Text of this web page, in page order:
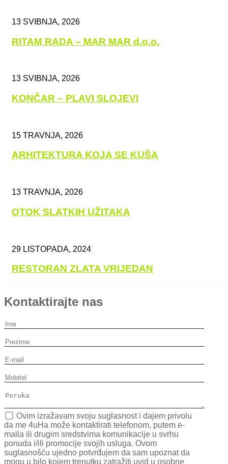
13 SVIBNJA, 2026
RITAM RADA – MAR MAR d.o.o.
13 SVIBNJA, 2026
KONČAR – PLAVI SLOJEVI
15 TRAVNJA, 2026
ARHITEKTURA KOJA SE KUŠA
13 TRAVNJA, 2026
OTOK SLATKIH UŽITAKA
29 LISTOPADA, 2024
RESTORAN ZLATA VRIJEDAN
Kontaktirajte nas
Ovim izražavam svoju suglasnost i dajem privolu
da me 4uHa može kontaktirati telefonom, putem e-
maila ili drugim sredstvima komunikacije u svrhu
ponuda i/ili promocije svojih usluga. Ovom
suglasnošću ujedno potvrđujem da sam upoznat da
mogu u bilo kojem trenutku zatražiti uvid u osobne